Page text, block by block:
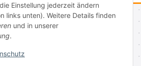
Einstellung jederzeit ändern
links unten). Weitere Details finden
und in unserer
.